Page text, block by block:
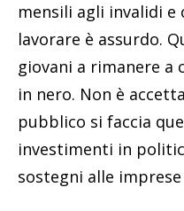
mensili agli invalidi e
lavorare è assurdo.
giovani a rimanere a
in nero. Non è
pubblico si faccia
investimenti in
sostegni alle